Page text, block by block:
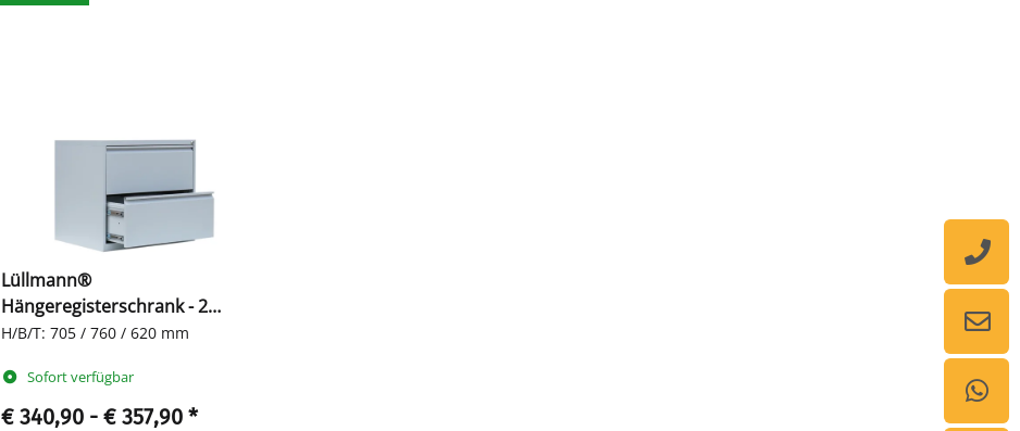
Lüllmann®
Hängeregisterschrank - 2
zweibahnige Schubladen
H/B/T: 705 / 760 / 620 mm
Sofort verfügbar
€ 340,90 - € 357,90 *